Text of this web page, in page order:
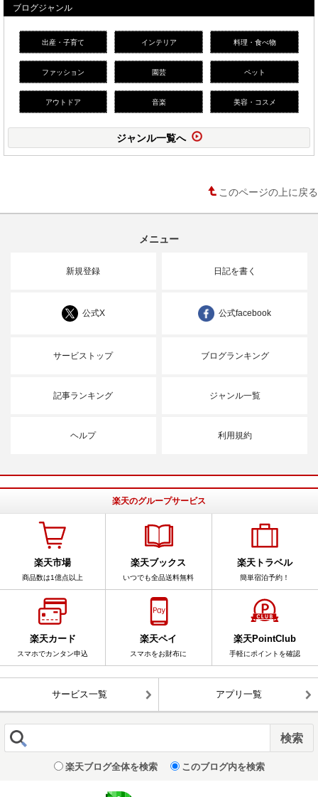
ブログジャンル
出産・子育て インテリア 料理・食べ物
ファッション 園芸 ペット
アウトドア 音楽 美容・コスメ
ジャンル一覧へ
このページの上に戻る
メニュー
新規登録 日記を書く
公式X 公式facebook
サービストップ ブログランキング
記事ランキング ジャンル一覧
ヘルプ 利用規約
楽天のグループサービス
楽天市場
商品数は1億点以上
楽天ブックス
いつでも全品送料無料
楽天トラベル
簡単宿泊予約！
楽天カード
スマホでカンタン申込
楽天ペイ
スマホをお財布に
楽天PointClub
手軽にポイントを確認
サービス一覧 アプリ一覧
楽天ブログ全体を検索 このブログ内を検索